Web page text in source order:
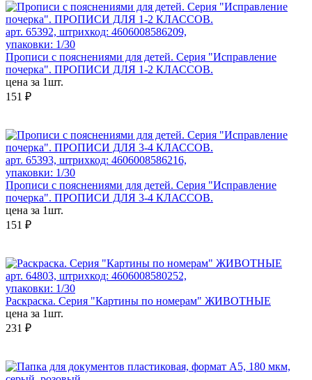
арт. 65392, штрихкод: 4606008586209,
упаковки: 1/30
Прописи с пояснениями для детей. Серия "Исправление
почерка". ПРОПИСИ ДЛЯ 1-2 КЛАССОВ.
цена за 1шт.
151 ₽
арт. 65393, штрихкод: 4606008586216,
упаковки: 1/30
Прописи с пояснениями для детей. Серия "Исправление
почерка". ПРОПИСИ ДЛЯ 3-4 КЛАССОВ.
цена за 1шт.
151 ₽
арт. 64803, штрихкод: 4606008580252,
упаковки: 1/30
Раскраска. Серия "Картины по номерам" ЖИВОТНЫЕ
цена за 1шт.
231 ₽